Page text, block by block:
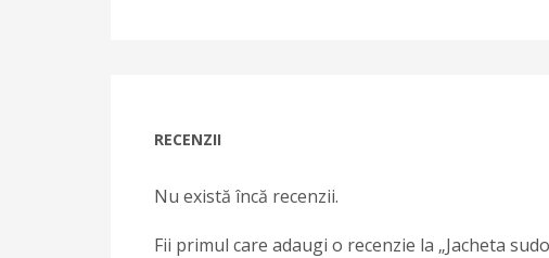
RECENZII
Nu există încă recenzii.
Fii primul care adaugi o recenzie la „Jacheta